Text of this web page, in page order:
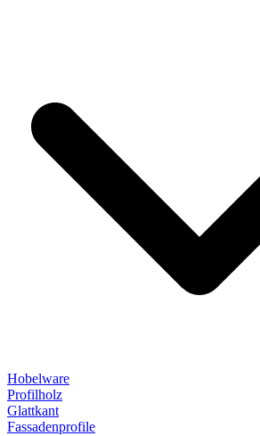
Hobelware
Profilholz
Glattkant
Fassadenprofile